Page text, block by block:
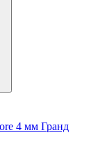
4 мм Гранд